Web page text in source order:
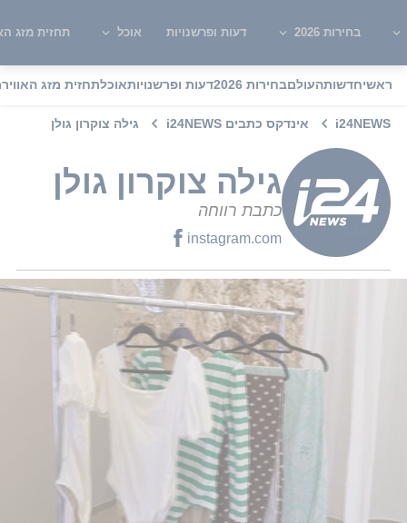
בחירות 2026 דעות ופרשנויות אוכל תחזית מזג
ראשיחדשותהעולםבחירות 2026 דעות ופרשנויותאוכלתחזית מזג האוויר
i24NEWS אינדקס כתבים i24NEWS גילה צוקרון גולן
גילה צוקרון גולן
כתבת רווחה
instagram.com